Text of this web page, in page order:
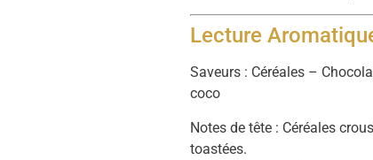
Lecture
Saveurs : Céréales –
coco
Notes de tête : Céréales
toastées.